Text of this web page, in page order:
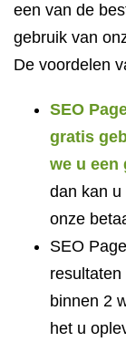
een van de
gebruik van
De voordelen
SEO
gratis
we u een
dan kan u
onze
SEO
binnen 2
het u